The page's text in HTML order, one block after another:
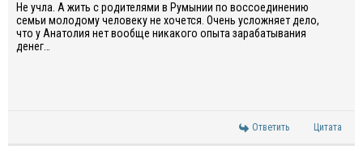
Не учла. А жить с родителями в Румынии по воссоединению
семьи молодому человеку не хочется. Очень усложняет дело,
что у Анатолия нет вообще никакого опыта зарабатывания
денег…
Ответить Цитата